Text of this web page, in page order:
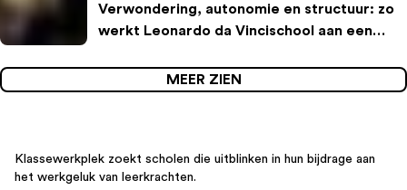
Verwondering, autonomie en structuur: zo
werkt Leonardo da Vincischool aan een
MEER ZIEN
Klassewerkplek zoekt scholen die uitblinken in hun bijdrage aan
het werkgeluk van leerkrachten.